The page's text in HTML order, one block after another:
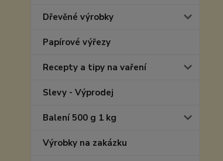
Dřevěné výrobky
Papírové výřezy
Recepty a tipy na vaření
Slevy - Výprodej
Balení 500 g 1 kg
Výrobky na zakázku